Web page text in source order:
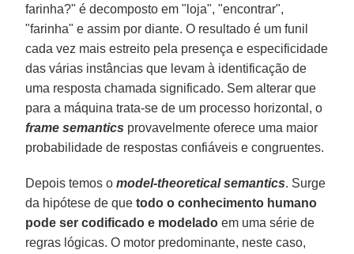
farinha?" é decomposto em "loja", "encontrar",
"farinha" e assim por diante. O resultado é um funil
cada vez mais estreito pela presença e especificidade
das várias instâncias que levam à identificação de
uma resposta chamada significado. Sem alterar que
para a máquina trata-se de um processo horizontal, o
frame semantics provavelmente oferece uma maior
probabilidade de respostas confiáveis e congruentes.
Depois temos omodel-theoretical semantics. Surge
da hipótese de quetodo o conhecimento humano
pode ser codificado e modelado em uma série de
regras lógicas. O motor predominante, neste caso,